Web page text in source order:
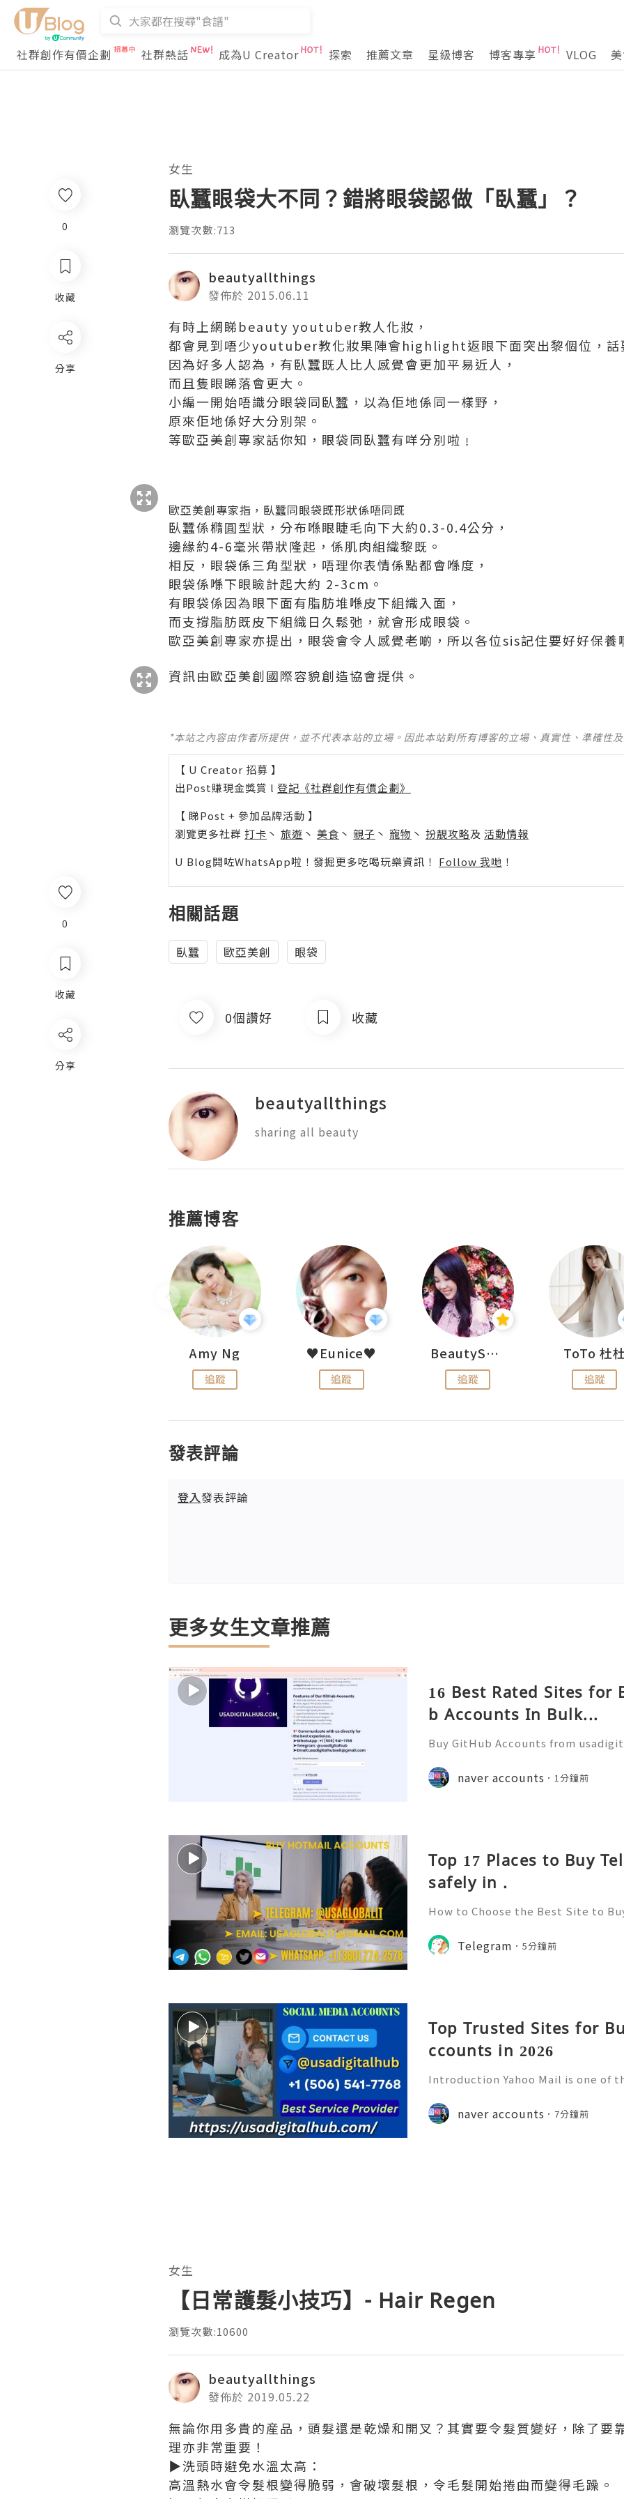
社群創作有價企劃 社群熱話 成為U Creator 探索 推薦文章 星級博客 博客專享 VLOG
0
收藏
分享
女生
臥蠶眼袋大不同？錯將眼袋認做「臥蠶」？
瀏覽次數:713
beautyallthings
發佈於 2015.06.11
有時上網睇beauty youtuber教人化妝，
都會見到唔少youtuber教化妝果陣會highlight返眼下面突出黎個位，話
因為好多人認為，有臥蠶既人比人感覺會更加平易近人，
而且隻眼睇落會更大。
小編一開始唔識分眼袋同臥蠶，以為佢地係同一樣野，
原來佢地係好大分別架。
等歐亞美創專家話你知，眼袋同臥蠶有咩分別啦﹗
歐亞美創專家指，臥蠶同眼袋既形狀係唔同既
臥蠶係橢圓型狀，分布喺眼睫毛向下大約0.3-0.4公分，
邊緣約4-6毫米帶狀隆起，係肌肉組織黎既。
相反，眼袋係三角型狀，唔理你表情係點都會喺度，
眼袋係喺下眼瞼計起大約 2-3cm。
有眼袋係因為眼下面有脂肪堆喺皮下組織入面，
而支撐脂肪既皮下組織日久鬆弛，就會形成眼袋。
歐亞美創專家亦提出，眼袋會令人感覺老啲，所以各位sis記住要好好保養
資訊由歐亞美創國際容貌創造協會提供。
*本站之內容由作者所提供，並不代表本站的立場。因此本站對所有博客的立場、真實性、準確性
【 U Creator 招募 】
出Post賺現金獎賞 l 登記《社群創作有價企劃》
【 睇Post + 參加品牌活動 】
瀏覽更多社群 打卡 丶 旅遊 丶 美食 丶 親子 丶 寵物 丶 扮靚攻略及 活動情報
U Blog開咗WhatsApp啦！發掘更多吃喝玩樂資訊！ Follow 我哋 ！
相關話題
臥蠶 歐亞美創 眼袋
0個讚好 收藏
beautyallthings
sharing all beauty
推薦博客
Amy Ng
追蹤
♥Eunice♥
追蹤
BeautySearch
追蹤
ToTo 杜
追蹤
發表評論
登入發表評論
更多女生文章推薦
16 Best Rated Sites for
b Accounts In Bulk...
Buy GitHub Accounts from
pp :+1 (506) 541-7768
b 💫💎💲💫🌐✨💎Discord:
naver accounts 1分鐘前
Top 17 Places to Buy
safely in .
How to Choose the Best Site to
for communication, community
ith its user-friendly interfac
Telegram 5分鐘前
Top Trusted Sites for
ccounts in 2026
Introduction Yahoo Mail is one of
oo has provided users with
rvices and has remained
naver accounts 7分鐘前
0
收藏
分享
女生
【日常護髮小技巧】- Hair Regen
瀏覽次數:10600
beautyallthings
發佈於 2019.05.22
無論你用多貴的産品，頭髮還是乾燥和開叉？其實要令髮質變好，除了要
理亦非常重要！
▶洗頭時避免水溫太高：
高溫熱水會令髮根變得脆弱，會破壞髮根，令毛髮開始捲曲而變得毛躁。